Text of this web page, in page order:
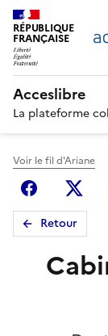
RÉPUBLIQUE
FRANÇAISE
Acceslibre
La plateforme
Voir le fil d'Ariane
Facebook
Retour